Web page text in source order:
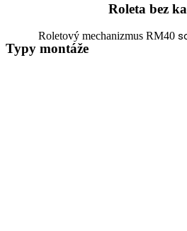
Roleta bez
Roletový mechanizmus RM40
Typy montáže